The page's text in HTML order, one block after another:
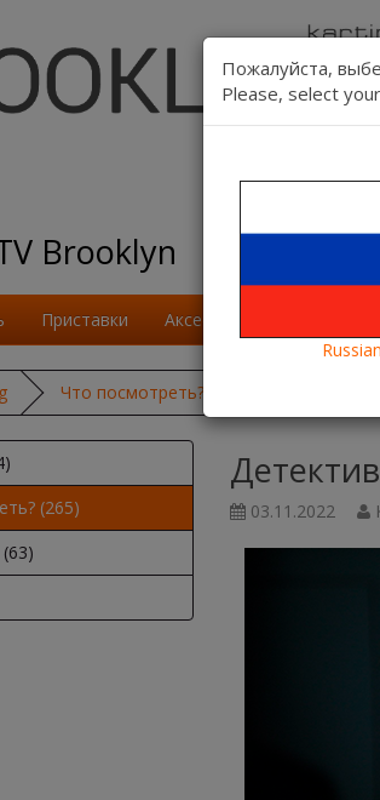
Brooklyn
Приставки Аксессуары
Что посмотреть?
(265)
03.11.2022
Пожалуйста,
Please, select